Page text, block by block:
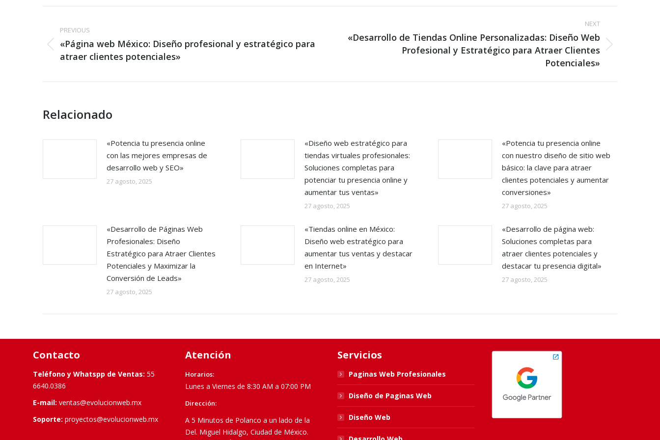
navigation
PREVIOUS
Previous
post:
«Página web México: Diseño profesional y estratégico para
atraer clientes potenciales»
NEXT
«Desarrollo de Tiendas Online Personalizadas: Diseño Web
Profesional y Estratégico para Atraer Clientes
Potenciales»
Relacionado
«Potencia tu presencia online
con las mejores empresas de
desarrollo web y SEO»
27 agosto, 2025
«Diseño web estratégico para
tiendas virtuales profesionales:
Soluciones completas para
potenciar tu presencia online y
aumentar tus ventas»
27 agosto, 2025
«Potencia tu presencia online
con nuestro diseño de sitio web
básico: la clave para atraer
clientes potenciales y aumentar
conversiones»
27 agosto, 2025
«Desarrollo de Páginas Web
Profesionales: Diseño
Estratégico para Atraer Clientes
Potenciales y Maximizar la
Conversión de Leads»
27 agosto, 2025
«Tiendas online en México:
Diseño web estratégico para
aumentar tus ventas y destacar
en Internet»
27 agosto, 2025
«Desarrollo de página web:
Soluciones completas para
atraer clientes potenciales y
destacar tu presencia digital»
27 agosto, 2025
Contacto
Teléfono y Whatspp de Ventas: 55
6640.0386
E-mail: ventas@evolucionweb.mx
Soporte: proyectos@evolucionweb.mx
Atención
Horarios:
Lunes a Viernes de 8:30 AM a 07:00 PM
Dirección:
A 5 Minutos de Polanco a un lado de la
Del. Miguel Hidalgo, Ciudad de México.
Servicios
Paginas Web Profesionales
Diseño de Paginas Web
Diseño Web